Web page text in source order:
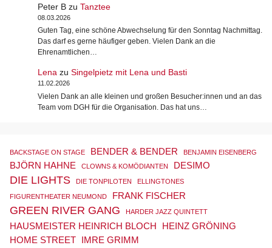
Peter Bzu Tanztee
08.03.2026
Guten Tag, eine schöne Abwechselung für den Sonntag Nachmittag.
Das darf es gerne häufiger geben. Vielen Dank an die
Ehrenamtlichen…
Lena zu Singelpietz mit Lena und Basti
11.02.2026
Vielen Dank an alle kleinen und großen Besucher:innen und an das
Team vom DGH für die Organisation. Das hat uns…
BACKSTAGE ON STAGE BENDER & BENDER BENJAMIN EISENBERG
BJÖRN HAHNE CLOWNS & KOMÖDIANTEN DESIMO
DIE LIGHTS DIE TONPILOTEN ELLINGTONES
FIGURENTHEATER NEUMOND FRANK FISCHER
GREEN RIVER GANG HARDER JAZZ QUINTETT
HAUSMEISTER HEINRICH BLOCH
HEINZ GRÖNING
HOME STREET IMRE GRIMM